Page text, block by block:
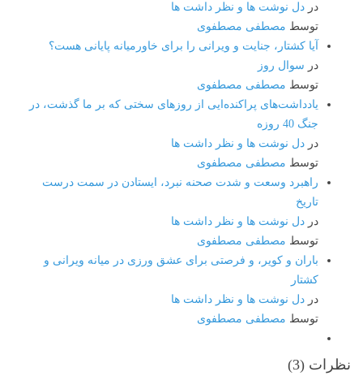
در دل نوشت ها و نظر داشت ها
توسط مصطفی مصطفوی
آیا کشتار، جنایت و ویرانی را برای خاورمیانه پایانی هست؟
در سوال روز
توسط مصطفی مصطفوی
یادداشت‌های پراکنده‌ایی از روزهای سختی که بر ما گذشت، در
جنگ 40 روزه
در دل نوشت ها و نظر داشت ها
توسط مصطفی مصطفوی
راهبرد وسعت و شدت صحنه نبرد، ایستادن در سمت درست
تاریخ
در دل نوشت ها و نظر داشت ها
توسط مصطفی مصطفوی
باران و کویر، و فرصتی برای عشق ورزی در میانه ویرانی و
کشتار
در دل نوشت ها و نظر داشت ها
توسط مصطفی مصطفوی
نظرات (3
)